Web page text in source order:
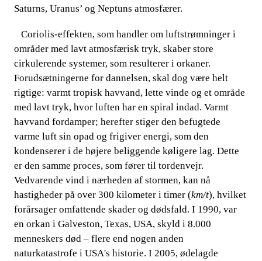
Saturns, Uranus’ og Neptuns atmosfærer.
​​ ​​​​ Coriolis-effekten, som handler om luftstrømninger i
områder med lavt atmosfærisk tryk, skaber store
cirkulerende systemer, som resulterer i orkaner.
Forudsætningerne for dannelsen, skal dog være helt
rigtige: varmt tropisk havvand, lette vinde og et område
med lavt tryk, hvor luften har en spiral indad. Varmt
havvand fordamper; herefter stiger den befugtede
varme luft sin opad og frigiver energi, som den
kondenserer i de højere beliggende køligere lag. Dette
er den samme proces, som fører til tordenvejr.
Vedvarende vind i nærheden af stormen, kan nå
hastigheder på over 300 kilometer i timer (km/t), hvilket
forårsager omfattende skader og dødsfald. I 1990, var
en orkan i Galveston, Texas, USA, skyld i 8.000
menneskers død – flere end nogen anden
naturkatastrofe i USA's historie. I 2005, ødelagde